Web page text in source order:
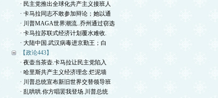
· 民主党推出全球化共产主义接班人
· 卡马拉同志不敢参加辩论；她以通
· 川普MAGA世界潮流..乔州通过窃选
· 卡马拉苏联式经济计划覆水难收.
· 大陆中国.武汉病毒进京勤王；白
【政论443】
· 夜壶当茶壶.卡马拉让民主党陷入
· 哈里斯共产主义经济理念.烂泥墙
· 川普总统宣布新旧世界交替领导班
· 乱哄哄.你方唱罢我登场.川普总统